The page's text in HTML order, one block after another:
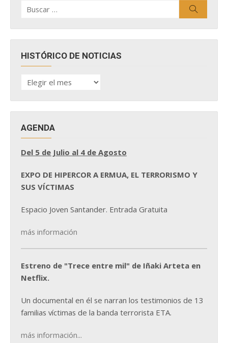
por:
HISTÓRICO DE NOTICIAS
HISTÓRICO
DE
AGENDA
Del 5 de Julio al 4 de Agosto
EXPO DE HIPERCOR A ERMUA, EL TERRORISMO Y
SUS VÍCTIMAS
Espacio Joven Santander. Entrada Gratuita
más información
Estreno de "Trece entre mil" de Iñaki Arteta en
Netflix.
Un documental en él se narran los testimonios de 13
familias víctimas de la banda terrorista ETA.
más información...